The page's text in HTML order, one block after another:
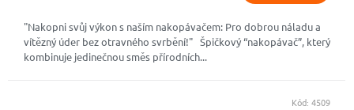
hvězdiček.
"Nakopni svůj výkon s naším nakopávačem: Pro dobrou náladu a
vítězný úder bez otravného svrbění!" Špičkový “nakopávač”, který
kombinuje jedinečnou směs přírodních...
Kód: 4509